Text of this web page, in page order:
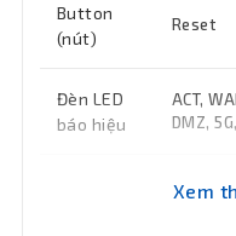
Button
(nút)
Reset
Đèn LED
báo hiệu
ACT,
DMZ,
DC 12V
Xem